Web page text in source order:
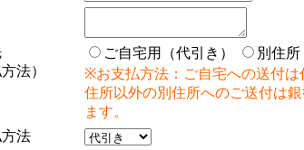
法）
ご自宅用（代引き）
別住
※お支払方法：ご自宅への送付は
住所以外の別住所へのご送付は
ます。
法